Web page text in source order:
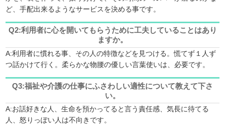
ど、手配出来るようなサービスを決める事です。
Q2:利用者に心を開いてもらうために工夫していることはあり
ますか。
A:利用者に慣れる事、その人の特徴などを見つける。慌てず１人ず
つ話かけて行く。柔らかな物腰の優しい言葉使いは、必要です。
Q3:福祉や介護の仕事にふさわしい適性について教えて下さ
い。
A:お話好きな人、生命を預かってると言う責任感、気長に待てる
人、怒りっぽい人は不向きです。